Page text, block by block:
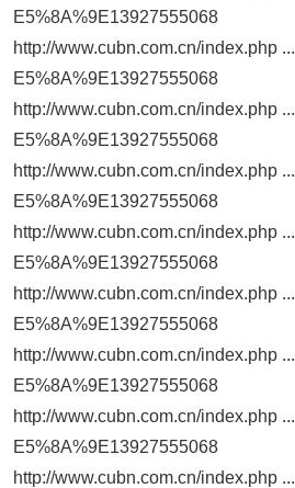
E5%8A%9E13927555068
http://www.cubn.com.cn/index.php ...
E5%8A%9E13927555068
http://www.cubn.com.cn/index.php ...
E5%8A%9E13927555068
http://www.cubn.com.cn/index.php ...
E5%8A%9E13927555068
http://www.cubn.com.cn/index.php ...
E5%8A%9E13927555068
http://www.cubn.com.cn/index.php ...
E5%8A%9E13927555068
http://www.cubn.com.cn/index.php ...
E5%8A%9E13927555068
http://www.cubn.com.cn/index.php ...
E5%8A%9E13927555068
http://www.cubn.com.cn/index.php ...